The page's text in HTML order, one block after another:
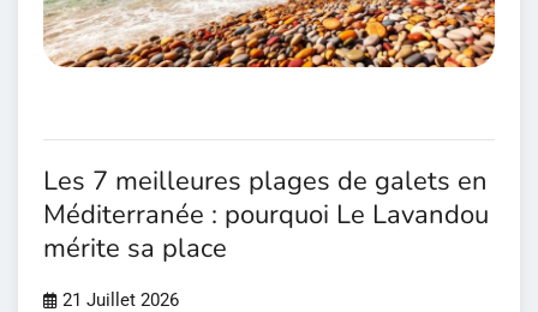
Les 7 meilleures plages de galets en
Méditerranée : pourquoi Le Lavandou
mérite sa place
21 Juillet 2026